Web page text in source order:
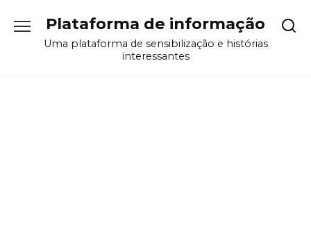
содержанию
Plataforma de informação
Uma plataforma de sensibilização e histórias
interessantes